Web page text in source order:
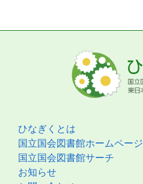
ひなぎくとは
国立国会図書館ホームページ
国立国会図書館サーチ
お知らせ